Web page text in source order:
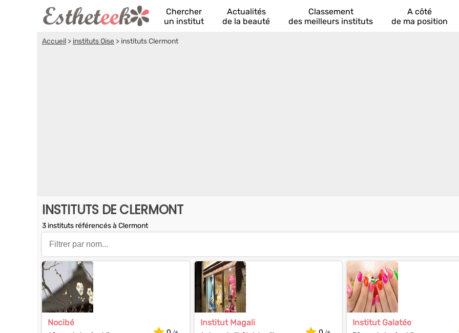
Chercher
un institut
Actualités
de la beauté
Classement
des meilleurs instituts
A côté
de ma position
Accueil > instituts Oise > instituts Clermont
INSTITUTS DE CLERMONT
3 instituts référencés à Clermont
Nocibé Institut Magali Institut Galatée